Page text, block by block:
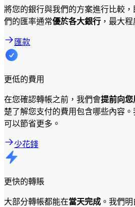
將您的銀行與我們的方案進行比較
們的匯率通常優於各大銀行 ，最大
匯款
更低的費用
在您確認轉帳之前，我們會提前向您
楚了解您支付的費用包含哪些內容
可以節省更多。
少花錢
更快的轉賬
大部分轉帳都能在當天完成 。我們